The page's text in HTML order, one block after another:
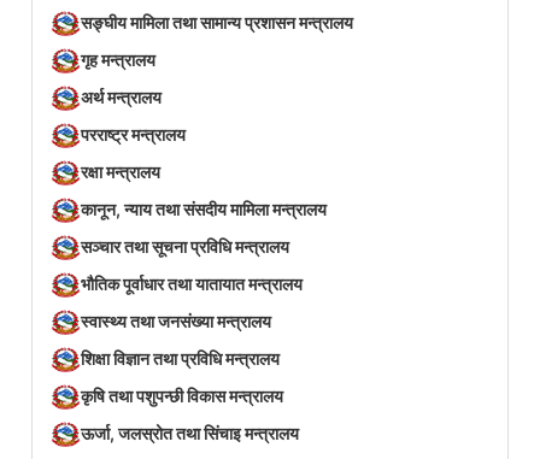
सङ्घीय मामिला तथा सामान्य प्रशासन मन्त्रालय
गृह मन्त्रालय
अर्थ मन्त्रालय
परराष्ट्र मन्त्रालय
रक्षा मन्त्रालय
कानून, न्याय तथा संसदीय मामिला मन्त्रालय
सञ्‍चार तथा सूचना प्रविधि मन्त्रालय
भौतिक पूर्वाधार तथा यातायात मन्त्रालय
स्वास्थ्य तथा जनसंख्या मन्त्रालय
शिक्षा विज्ञान तथा प्रविधि मन्त्रालय
कृषि तथा पशुपन्छी विकास मन्त्रालय
ऊर्जा, जलस्रोत तथा सिंचाइ मन्त्रालय